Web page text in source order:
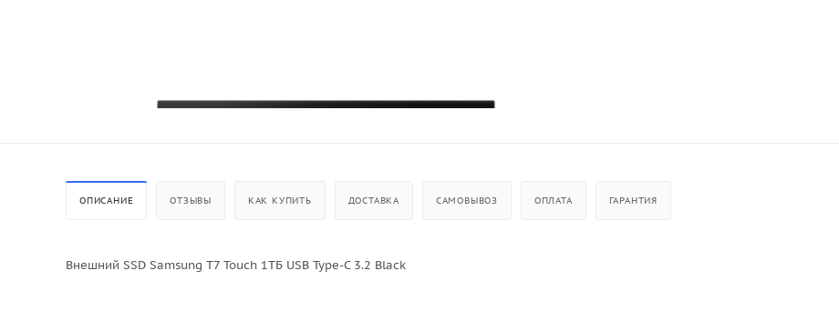
ОПИСАНИЕ ОТЗЫВЫ КАК КУПИТЬ ДОСТАВКА САМОВЫВОЗ ОПЛАТА ГАРАНТИЯ
Внешний SSD Samsung T7 Touch 1ТБ USB Type-C 3.2 Black